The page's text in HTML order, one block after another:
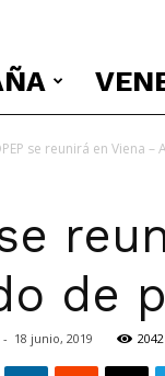
se reunirá en Viena
se
de
- 18 junio, 2019 2042